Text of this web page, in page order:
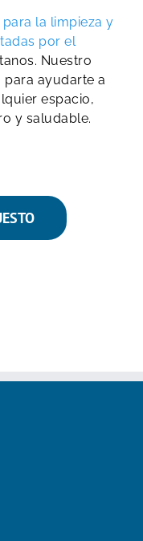
la limpieza y
por el
Nuestro
ayudarte a
espacio,
y saludable.